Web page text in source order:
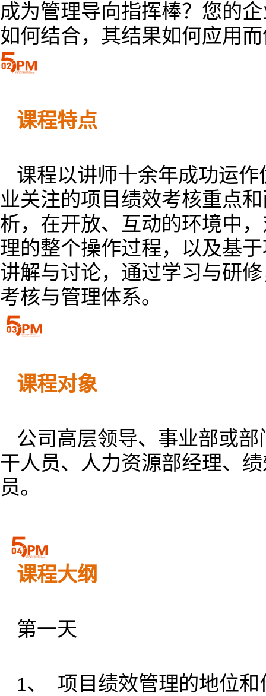
成为管理导向指挥棒？您的
如何结合，其结果如何应用
课程特点
课程以讲师十余年成功运
业关注的项目绩效考核重点
析，在开放、互动的环境中
理的整个操作过程，以及基
讲解与讨论，通过学习与研
考核与管理体系。
课程对象
公司高层领导、事业部或
干人员、人力资源部经理、
员。
课程大纲
第一天
1、 项目绩效管理的地位和